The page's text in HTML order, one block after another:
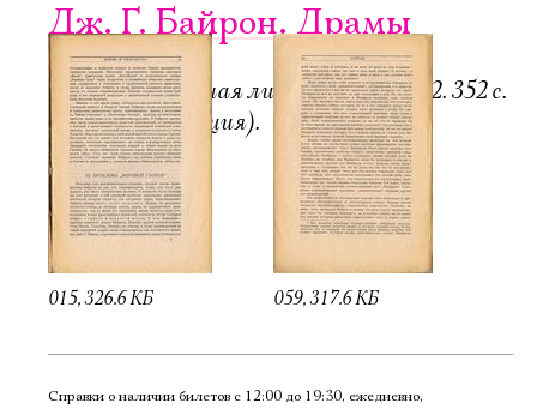
Дж. Г. Байрон. Драмы
Пб.-М.: Всемирная литература, 1922. 352 с.
6000 экз. (редакция).
015, 326.6 КБ 059, 317.6 КБ
Справки о наличии билетов с 12:00 до 19:30, ежедневно,